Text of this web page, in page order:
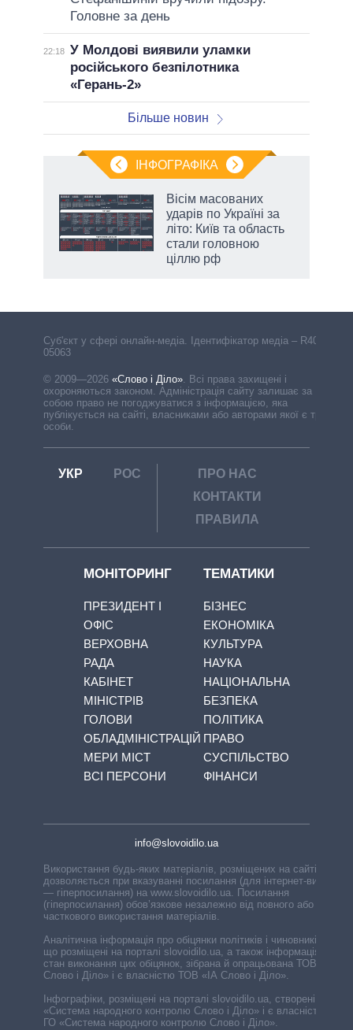
Головне за день
22:18 У Молдові виявили уламки
російського безпілотника
«Герань-2»
Більше новин
ІНФОГРАФІКА
Вісім масованих
ударів по Україні за
літо: Київ та область
стали головною
ціллю рф
Cуб'єкт у сфері онлайн-медіа. Ідентифікатор медіа – R40-
05063
© 2009—2026 «Слово і Діло». Всі права захищені і
охороняються законом. Адміністрація сайту залишає за
собою право не погоджуватися з інформацією, яка
публікується на сайті, власниками або авторами якої є треті
особи.
УКР РОС
ПРО НАС
КОНТАКТИ
ПРАВИЛА
МОНІТОРИНГ
ПРЕЗИДЕНТ І
ОФІС
ВЕРХОВНА
РАДА
КАБІНЕТ
МІНІСТРІВ
ГОЛОВИ
ОБЛАДМІНІСТРАЦІЙ
МЕРИ МІСТ
ВСІ ПЕРСОНИ
ТЕМАТИКИ
БІЗНЕС
ЕКОНОМІКА
КУЛЬТУРА
НАУКА
НАЦІОНАЛЬНА
БЕЗПЕКА
ПОЛІТИКА
ПРАВО
СУСПІЛЬСТВО
ФІНАНСИ
info@slovoidilo.ua
Використання будь-яких матеріалів, розміщених на сайті,
дозволяється при вказуванні посилання (для інтернет-видань
— гіперпосилання) на www.slovoidilo.ua. Посилання
(гіперпосилання) обов’язкове незалежно від повного або
часткового використання матеріалів.
Аналітична інформація про обіцянки політиків і чиновників,
що розміщені на порталі slovoidilo.ua, а також інформація про
стан виконання цих обіцянок, зібрана й опрацьована ТОВ «ІА
Слово і Діло» і є власністю ТОВ «ІА Слово і Діло».
Інфографіки, розміщені на порталі slovoidilo.ua, створені ГО
«Система народного контролю Слово і Діло» і є власністю
ГО «Система народного контролю Слово і Діло».